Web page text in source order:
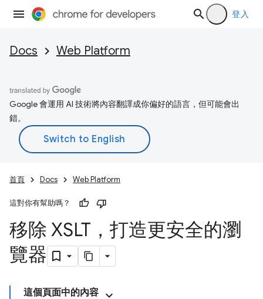
登入
Docs Web Platform
Google 會運用 AI 技術將內容翻譯成你偏好的語言，但可能會出
錯。
首頁 Docs Web Platform
這對你有幫助嗎？
移除 XSLT，打造更安全的瀏
覽器
這個頁面中的內容